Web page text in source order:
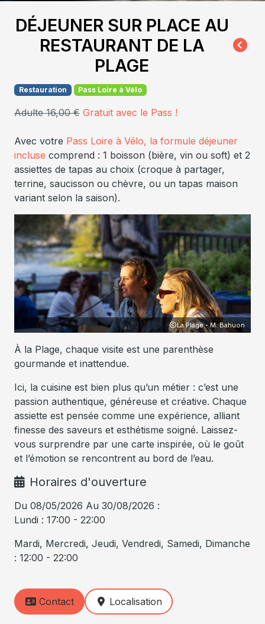
DÉJEUNER SUR PLACE AU
RESTAURANT DE LA
PLAGE
Restauration Pass Loire à Vélo
Adulte 16,00 € Gratuit avec le Pass !
Avec votre Pass Loire à Vélo, la formule déjeuner
incluse comprend : 1 boisson (bière, vin ou soft) et 2
assiettes de tapas au choix (croque à partager,
terrine, saucisson ou chèvre, ou un tapas maison
variant selon la saison).
La Plage - M. Bahuon
À la Plage, chaque visite est une parenthèse
gourmande et inattendue.
Ici, la cuisine est bien plus qu’un métier : c’est une
passion authentique, généreuse et créative. Chaque
assiette est pensée comme une expérience, alliant
finesse des saveurs et esthétisme soigné. Laissez-
vous surprendre par une carte inspirée, où le goût
et l’émotion se rencontrent au bord de l’eau.
Horaires d'ouverture
Du 08/05/2026 Au 30/08/2026 :
Lundi : 17:00 - 22:00
Mardi, Mercredi, Jeudi, Vendredi, Samedi, Dimanche
: 12:00 - 22:00
Contact Localisation